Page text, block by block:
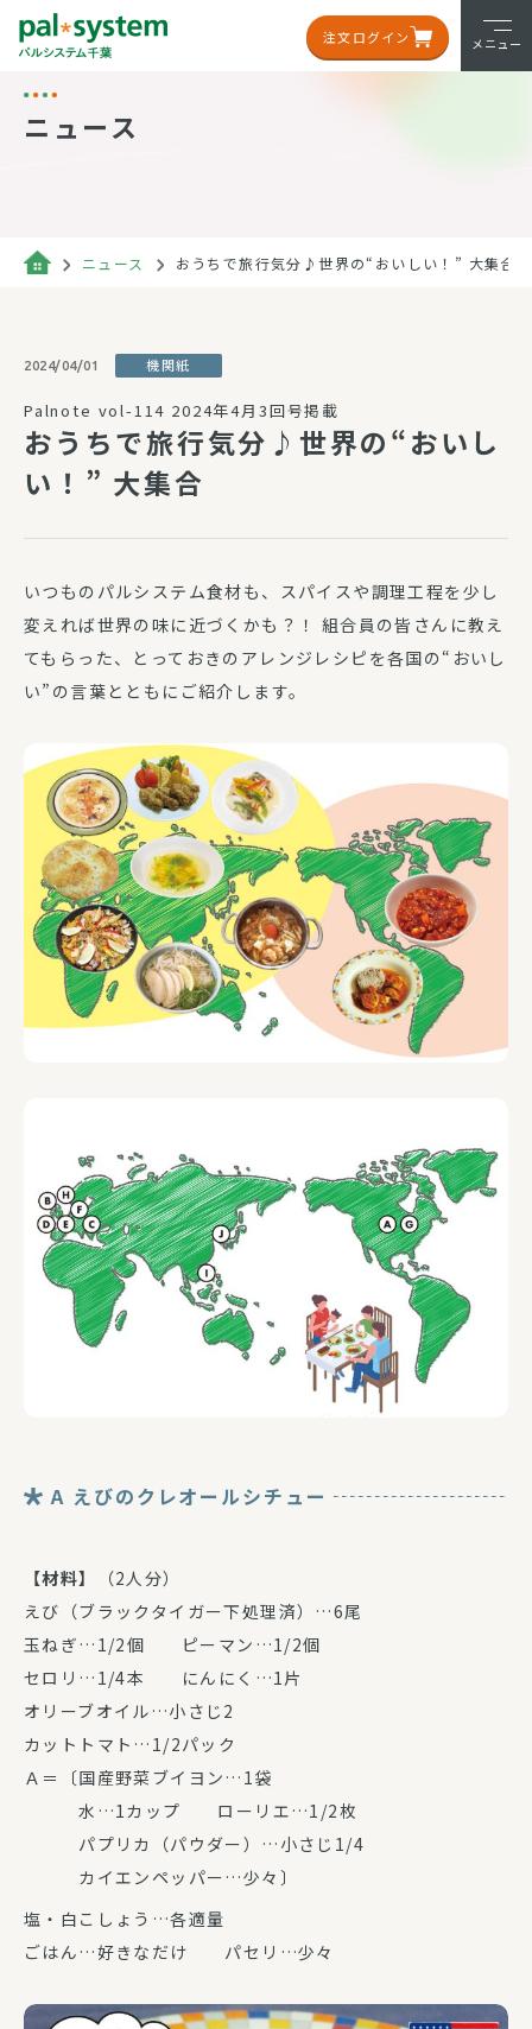
注文ログイン メニュー
ニュース
ニュース おうちで旅行気分♪世界の“おいしい！” 大集合
2024/04/01 機関紙
Palnote vol-114 2024年4月3回号掲載
おうちで旅行気分♪世界の“おいし
い！” 大集合
いつものパルシステム食材も、スパイスや調理工程を少し
変えれば世界の味に近づくかも？！ 組合員の皆さんに教え
てもらった、とっておきのアレンジレシピを各国の“おいし
い”の言葉とともにご紹介します。
A えびのクレオールシチュー
【材料】
（2人分）
えび（ブラックタイガー下処理済）…6尾
玉ねぎ…1/2個 ピーマン…1/2個
セロリ…1/4本 にんにく…1片
オリーブオイル…小さじ2
カットトマト…1/2パック
Ａ＝〔国産野菜ブイヨン…1袋
水…1カップ ローリエ…1/2枚
パプリカ（パウダー）…小さじ1/4
カイエンペッパー…少々〕
塩・白こしょう…各適量
ごはん…好きなだけ パセリ…少々